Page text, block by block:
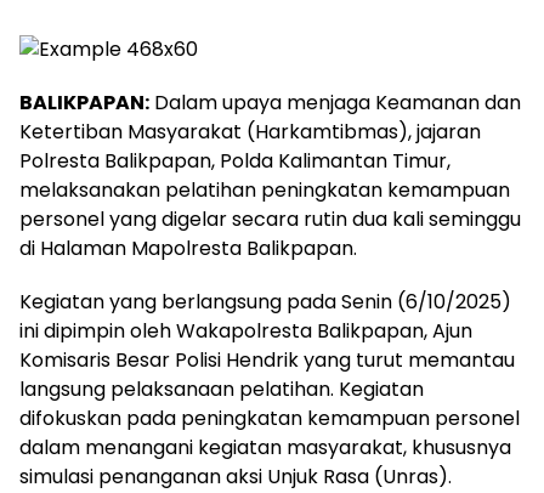
BALIKPAPAN: Dalam upaya menjaga Keamanan dan
Ketertiban Masyarakat (Harkamtibmas), jajaran
Polresta Balikpapan, Polda Kalimantan Timur,
melaksanakan pelatihan peningkatan kemampuan
personel yang digelar secara rutin dua kali seminggu
di Halaman Mapolresta Balikpapan.
Kegiatan yang berlangsung pada Senin (6/10/2025)
ini dipimpin oleh Wakapolresta Balikpapan, Ajun
Komisaris Besar Polisi Hendrik yang turut memantau
langsung pelaksanaan pelatihan. Kegiatan
difokuskan pada peningkatan kemampuan personel
dalam menangani kegiatan masyarakat, khususnya
simulasi penanganan aksi Unjuk Rasa (Unras).